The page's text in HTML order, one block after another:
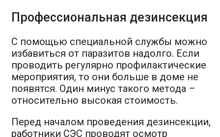
Профессиональная дезинсекция
С помощью специальной службы можно
избавиться от паразитов надолго. Если
проводить регулярно профилактические
мероприятия, то они больше в доме не
появятся. Один минус такого метода –
относительно высокая стоимость.
Перед началом проведения дезинсекции,
работники СЭС проводят осмотр